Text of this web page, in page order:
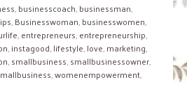
,businesscoach,businessman,
,Businesswoman,businesswomen,
,entrepreneurs,entrepreneurship,
,instagood,lifestyle,love,marketing,
,smallbusiness,smallbusinessowner,
,womenempowerment,